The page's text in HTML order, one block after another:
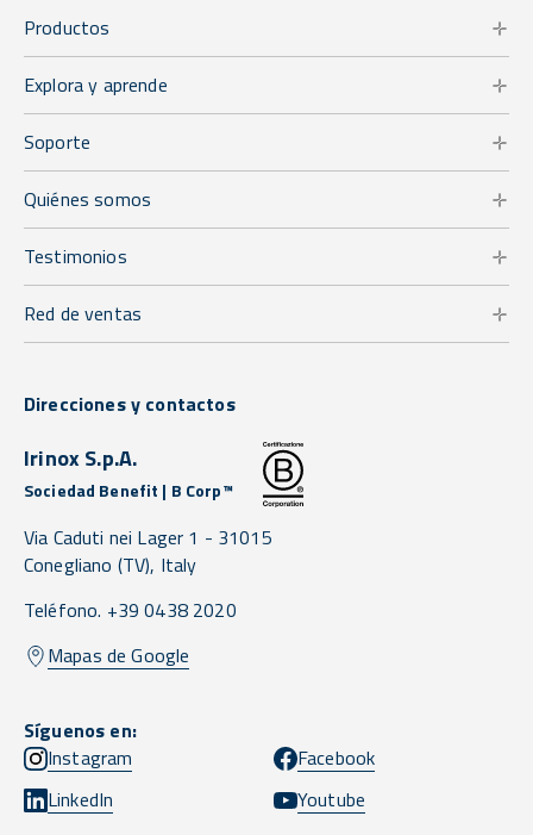
Productos
Explora y aprende
Soporte
Quiénes somos
Testimonios
Red de ventas
Direcciones y contactos
Irinox S.p.A.
Sociedad Benefit | B Corp™
Via Caduti nei Lager 1 - 31015
Conegliano (TV), Italy
Teléfono. +39 0438 2020
Mapas de Google
Síguenos en:
Instagram
Facebook
LinkedIn
Youtube